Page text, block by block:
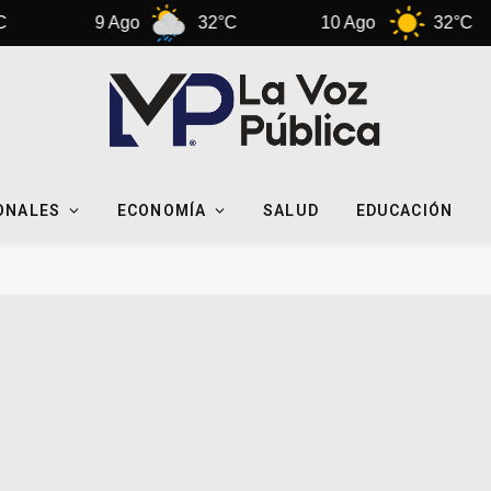
32°C 10 Ago 32°C
ECONOMÍA SALUD EDUCACIÓN